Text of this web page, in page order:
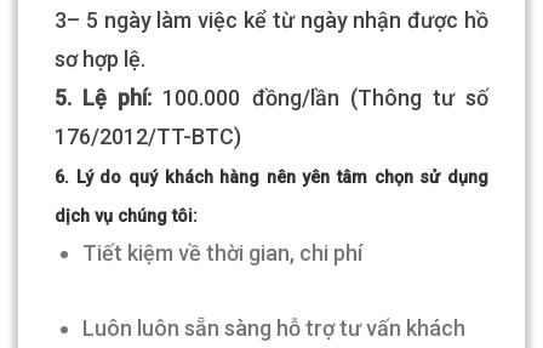
3– 5 ngày làm việc kể từ ngày nhận được hồ
sơ hợp lệ.
5. Lệ phí: 100.000 đồng/lần (Thông tư số
176/2012/TT-BTC)
6. Lý do quý khách hàng nên yên tâm chọn sử dụng
dịch vụ chúng tôi:
Tiết kiệm về thời gian, chi phí
Luôn luôn sẵn sàng hỗ trợ tư vấn khách